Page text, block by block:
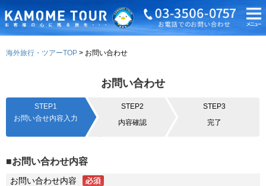
海外旅行・ツアーTOP お問い合わせ
お問い合わせ
STEP1
お問い合せ内容入力
STEP2
内容確認
STEP3
完了
■お問い合わせ内容
お問い合わせ内容